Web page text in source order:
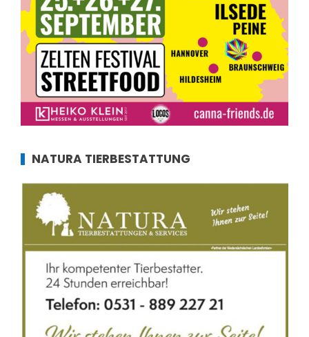
NATURA TIERBESTATTUNG